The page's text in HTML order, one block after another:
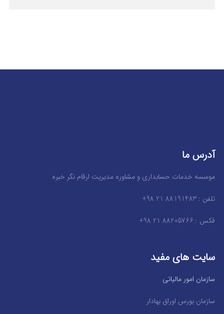
آدرس ما
موسسه خدمات حسابداری و مشاوره مدیریت ارقام نگر خبره
تلفن : 88191483 21 98+
فکس : 88205766 21 98+
سایت های مفید
سازمان امور مالیاتی
سازمان بورس اوراق بهادار